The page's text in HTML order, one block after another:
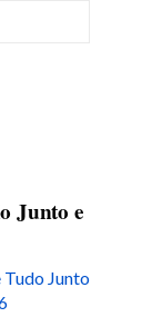
Junto e
Tudo Junto